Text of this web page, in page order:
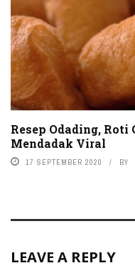
Resep Odading,
Mendadak Viral
17 SEPTEMBER 2020 BY
LEAVE A REPLY